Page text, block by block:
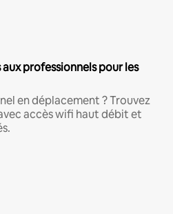
professionnels pour les
en déplacement ? Trouvez
accès wifi haut débit et